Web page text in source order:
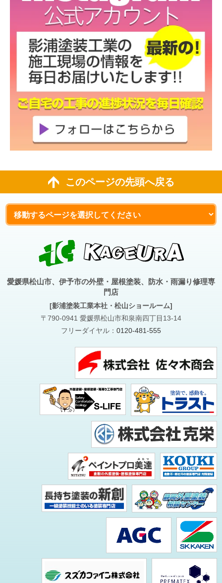
このページの先頭へ戻る
愛媛県松山市、伊予市の外壁・屋根塗装、防水・雨漏り修理専
門店
[影浦塗装工業本社・松山ショールーム]
〒790-0941 愛媛県松山市和泉南四丁目13-14
フリーダイヤル： 0120-481-555